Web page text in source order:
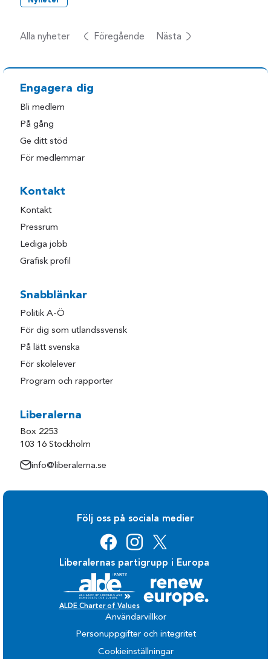
Alla nyheter Föregående Nästa
Engagera dig
Bli medlem
På gång
Ge ditt stöd
För medlemmar
Kontakt
Kontakt
Pressrum
Lediga jobb
Grafisk profil
Snabblänkar
Politik A-Ö
För dig som utlandssvensk
På lätt svenska
För skolelever
Program och rapporter
Liberalerna
Box 2253
103 16 Stockholm
info@liberalerna.se
Följ oss på sociala medier
Liberalernas partigrupp i Europa
ALDE Charter of Values
Användarvillkor
Personuppgifter och integritet
Cookieinställningar